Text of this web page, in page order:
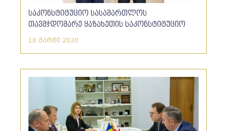
საკონსტიტუციო სასამართლოს
თავმჯდომარე ყაზახეთის საკონსტიტუციო
საბჭოს თავმჯდომარეს შეხვდა
10 მარტი 2020